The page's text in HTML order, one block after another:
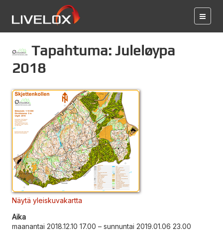
Tapahtuma: Juleløypa
2018
Näytä yleiskuvakartta
Aika
maanantai 2018.12.10 17.00 – sunnuntai 2019.01.06 23.00